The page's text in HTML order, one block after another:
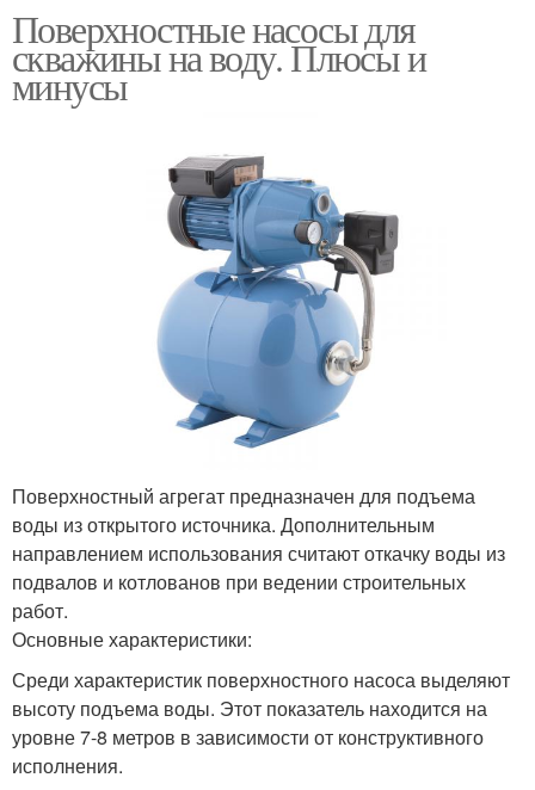
Поверхностные насосы для
скважины на воду. Плюсы и
минусы
Поверхностный агрегат предназначен для подъема
воды из открытого источника. Дополнительным
направлением использования считают откачку воды из
подвалов и котлованов при ведении строительных
работ.
Основные характеристики:
Среди характеристик поверхностного насоса выделяют
высоту подъема воды. Этот показатель находится на
уровне 7-8 метров в зависимости от конструктивного
исполнения.